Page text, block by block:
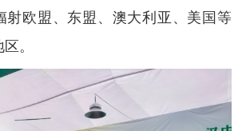
射欧盟、东盟、澳大利亚、美国等
。